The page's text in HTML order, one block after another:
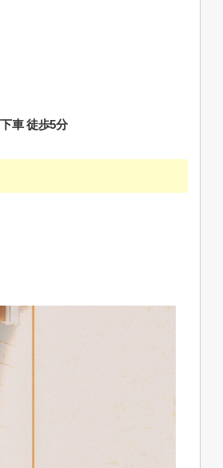
車 徒歩5分